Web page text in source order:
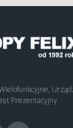
Prezentacyjny